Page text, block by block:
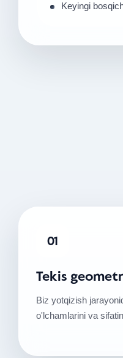
Keyingi
01
Tekis
Biz yotqizish
o'lchamlarini va